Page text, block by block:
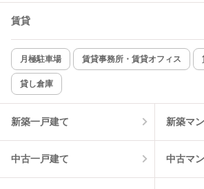
賃貸
月極駐車場 賃貸事務所・賃貸オフィス
貸し倉庫
新築一戸建て 新築マ
中古一戸建て 中古マ